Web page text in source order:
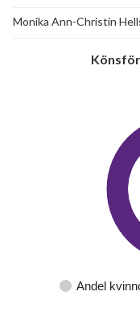
Monika Ann-Christin
Andel